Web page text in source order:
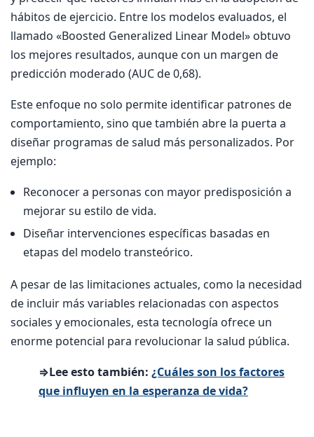
hábitos de ejercicio. Entre los modelos evaluados, el
llamado «Boosted Generalized Linear Model» obtuvo
los mejores resultados, aunque con un margen de
predicción moderado (AUC de 0,68).
Este enfoque no solo permite identificar patrones de
comportamiento, sino que también abre la puerta a
diseñar programas de salud más personalizados. Por
ejemplo:
Reconocer a personas con mayor predisposición a
mejorar su estilo de vida.
Diseñar intervenciones específicas basadas en
etapas del modelo transteórico.
A pesar de las limitaciones actuales, como la necesidad
de incluir más variables relacionadas con aspectos
sociales y emocionales, esta tecnología ofrece un
enorme potencial para revolucionar la salud pública.
⇒Lee esto también: ¿Cuáles son los factores
que influyen en la esperanza de vida?